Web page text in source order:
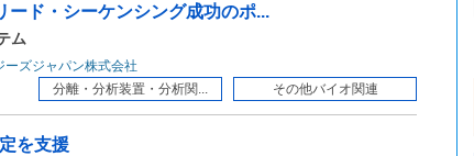
ド・シーケンシング成功のポ...
ム
ズジャパン株式会社
分離・分析装置・分析関...
その他バイオ関連
を支援